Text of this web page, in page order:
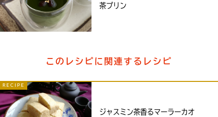
茶プリン
このレシピに関連するレシピ
RECIPE
ジャスミン茶香るマーラーカオ